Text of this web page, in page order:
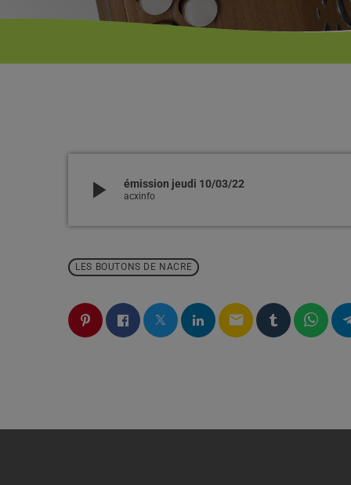
play_arrow émission jeudi 10/03/22
acxinfo
LES BOUTONS DE NACRE
email